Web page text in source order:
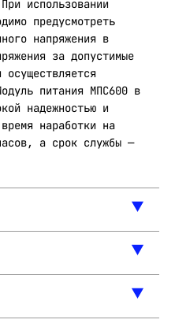
использовании
предусмотреть
напряжения в
за допустимые
питания МПС600 в
надежностью и
наработки на
а срок службы —